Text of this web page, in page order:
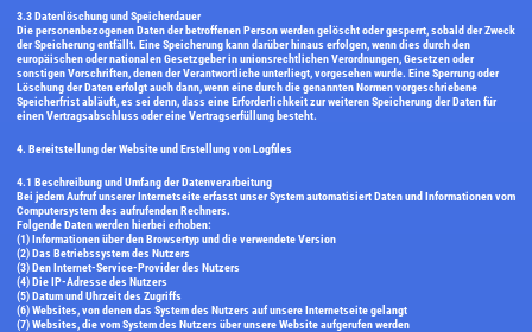
3.3 Datenlöschung und Speicherdauer
Die personenbezogenen Daten der betroffenen Person werden gelöscht oder gesperrt, sobald der Zweck
der Speicherung entfällt. Eine Speicherung kann darüber hinaus erfolgen, wenn dies durch den
europäischen oder nationalen Gesetzgeber in unionsrechtlichen Verordnungen, Gesetzen oder
sonstigen Vorschriften, denen der Verantwortliche unterliegt, vorgesehen wurde. Eine Sperrung oder
Löschung der Daten erfolgt auch dann, wenn eine durch die genannten Normen vorgeschriebene
Speicherfrist abläuft, es sei denn, dass eine Erforderlichkeit zur weiteren Speicherung der Daten für
einen Vertragsabschluss oder eine Vertragserfüllung besteht.
4. Bereitstellung der Website und Erstellung von Logfiles
4.1 Beschreibung und Umfang der Datenverarbeitung
Bei jedem Aufruf unserer Internetseite erfasst unser System automatisiert Daten und Informationen vom
Computersystem des aufrufenden Rechners.
Folgende Daten werden hierbei erhoben:
(1) Informationen über den Browsertyp und die verwendete Version
(2) Das Betriebssystem des Nutzers
(3) Den Internet-Service-Provider des Nutzers
(4) Die IP-Adresse des Nutzers
(5) Datum und Uhrzeit des Zugriffs
(6) Websites, von denen das System des Nutzers auf unsere Internetseite gelangt
(7) Websites, die vom System des Nutzers über unsere Website aufgerufen werden